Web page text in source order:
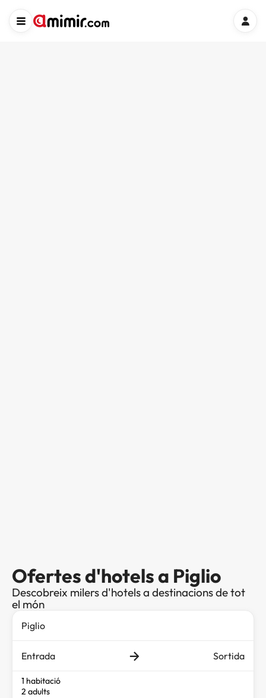
Ofertes d'hotels a Piglio
Descobreix milers d'hotels a destinacions de tot
el món
Entrada Sortida
1 habitació
2 adults